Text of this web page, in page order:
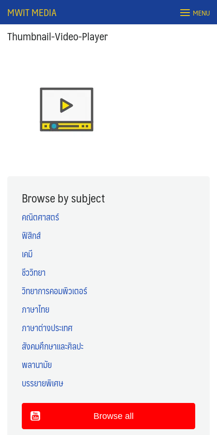
MWIT MEDIA MENU
Thumbnail-Video-Player
Browse by subject
คณิตศาสตร์
ฟิสิกส์
เคมี
ชีววิทยา
วิทยาการคอมพิวเตอร์
ภาษาไทย
ภาษาต่างประเทศ
สังคมศึกษาและศิลปะ
พลานามัย
บรรยายพิเศษ
Browse all